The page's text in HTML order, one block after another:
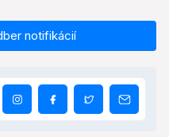
notifikácií